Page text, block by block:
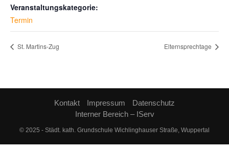
Veranstaltungskategorie:
Termin
St. Martins-Zug Elternsprechtage
Kontakt Impressum
Datenschutz
Interner Bereich – IServ
© 2025 - Städt. kath. Grundschule Wichlinghauser Straße, Wuppertal